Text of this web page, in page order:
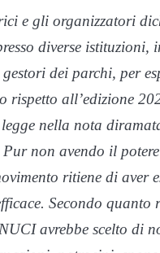
e gli organizzatori
diverse istituzioni,
dei parchi, per
rispetto all’edizione
legge nella nota
non avendo il
ritiene di aver
Secondo quanto
avrebbe scelto di